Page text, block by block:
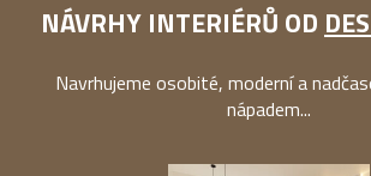
NÁVRHY INTERIÉRŮ OD
Navrhujeme osobité, moderní a
nápadem...